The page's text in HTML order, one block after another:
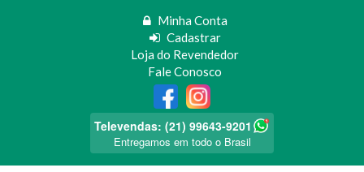
Minha Conta
Cadastrar
Loja do Revendedor
Fale Conosco
Televendas: (21) 99643-9201
Entregamos em todo o Brasil